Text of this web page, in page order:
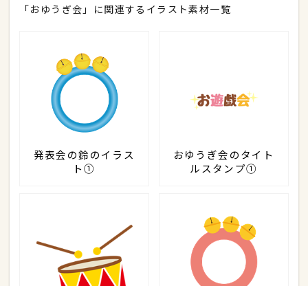
「おゆうぎ会」に関連するイラスト素材一覧
発表会の鈴のイラス
ト①
おゆうぎ会のタイト
ルスタンプ①